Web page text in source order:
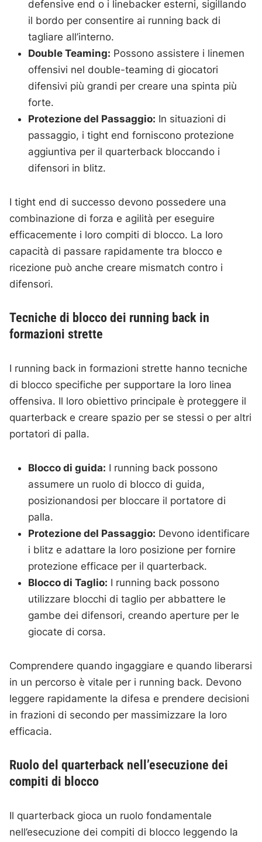
defensive end o i linebacker esterni, sigillando
il bordo per consentire ai running back di
tagliare all’interno.
Double Teaming: Possono assistere i linemen
offensivi nel double-teaming di giocatori
difensivi più grandi per creare una spinta più
forte.
Protezione del Passaggio: In situazioni di
passaggio, i tight end forniscono protezione
aggiuntiva per il quarterback bloccando i
difensori in blitz.
I tight end di successo devono possedere una
combinazione di forza e agilità per eseguire
efficacemente i loro compiti di blocco. La loro
capacità di passare rapidamente tra blocco e
ricezione può anche creare mismatch contro i
difensori.
Tecniche di blocco dei running back in
formazioni strette
I running back in formazioni strette hanno tecniche
di blocco specifiche per supportare la loro linea
offensiva. Il loro obiettivo principale è proteggere il
quarterback e creare spazio per se stessi o per altri
portatori di palla.
Blocco di guida: I running back possono
assumere un ruolo di blocco di guida,
posizionandosi per bloccare il portatore di
palla.
Protezione del Passaggio: Devono identificare
i blitz e adattare la loro posizione per fornire
protezione efficace per il quarterback.
Blocco di Taglio: I running back possono
utilizzare blocchi di taglio per abbattere le
gambe dei difensori, creando aperture per le
giocate di corsa.
Comprendere quando ingaggiare e quando liberarsi
in un percorso è vitale per i running back. Devono
leggere rapidamente la difesa e prendere decisioni
in frazioni di secondo per massimizzare la loro
efficacia.
Ruolo del quarterback nell’esecuzione dei
compiti di blocco
Il quarterback gioca un ruolo fondamentale
nell’esecuzione dei compiti di blocco leggendo la